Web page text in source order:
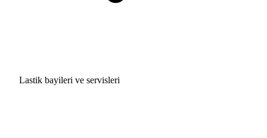
Lastik bayileri ve servisleri